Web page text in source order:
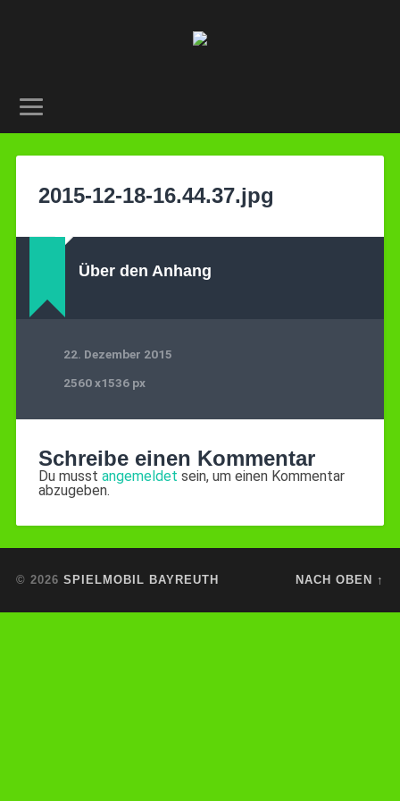
2015-12-18-16.44.37.jpg
Über den Anhang
22. Dezember 2015
2560x1536 px
Schreibe einen Kommentar
Du musst angemeldet sein, um einen Kommentar
abzugeben.
© 2026 SPIELMOBIL BAYREUTH NACH OBEN ↑